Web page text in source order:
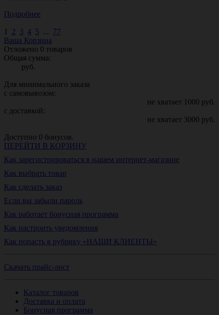
Подробнее
1 2 3 4 5 ... 77
Ваша Корзина
Отложено 0 товаров
Общая сумма:
руб.
Для минимального заказа
с самовывозом:
не хватает 1000 руб.
с доставкой:
не хватает 3000 руб.
Доступно 0 бонусов.
ПЕРЕЙТИ В КОРЗИНУ
Как зарегистрироваться в нашем интернет-магазине
Как выбрать товар
Как сделать заказ
Если вы забыли пароль
Как работает бонусная программа
Как настроить уведомления
Как попасть в рубрику «НАШИ КЛИЕНТЫ»
Скачать прайс-лист
Каталог товаров
Доставка и оплата
Бонусная программа